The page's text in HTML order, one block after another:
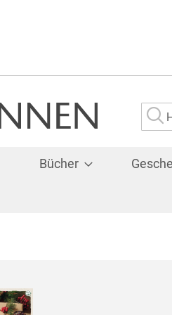
Bücher